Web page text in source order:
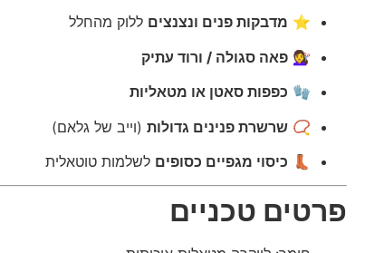
⭐ מדבקות פנים ונצנצים ללוק מהחלל
💇‍♀️ פאה סגולה / ורוד עתיק
🧤 כפפות סאטן או מטאליות
📿 שרשרת פנינים גדולות (וייב של גלאם)
👢 כיסוי מגפיים כסופים לשלמות טוטאלית
פרטים טכניים